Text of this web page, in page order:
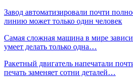
Завод автоматизировали почти
линию может только один человек
Самая сложная машина в мире
умеет делать только одна…
Ракетный двигатель напечатали
печать заменяет сотни деталей…